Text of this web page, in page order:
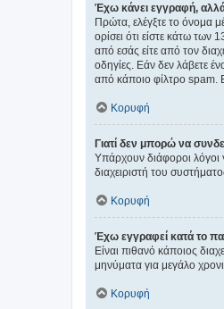
Έχω κάνει εγγραφή,
Πρώτα, ελέγξτε το όνομα
ορίσει ότι είστε κάτω των
από εσάς είτε από τον
οδηγίες. Εάν δεν λάβετε
από κάποιο φίλτρο spam.
Κορυφή
Γιατί δεν μπορώ να
Υπάρχουν διάφοροι λόγοι
διαχειριστή του
Κορυφή
Έχω εγγραφεί κατά το
Είναι πιθανό κάποιος
μηνύματα για μεγάλο
Κορυφή